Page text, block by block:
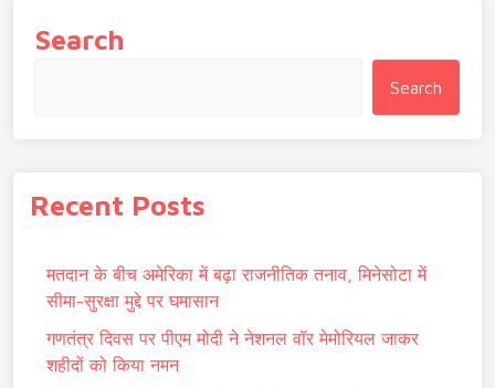
Search
Search
Recent Posts
मतदान के बीच अमेरिका में बढ़ा राजनीतिक तनाव, मिनेसोटा में
सीमा-सुरक्षा मुद्दे पर घमासान
गणतंत्र दिवस पर पीएम मोदी ने नेशनल वॉर मेमोरियल जाकर
शहीदों को किया नमन